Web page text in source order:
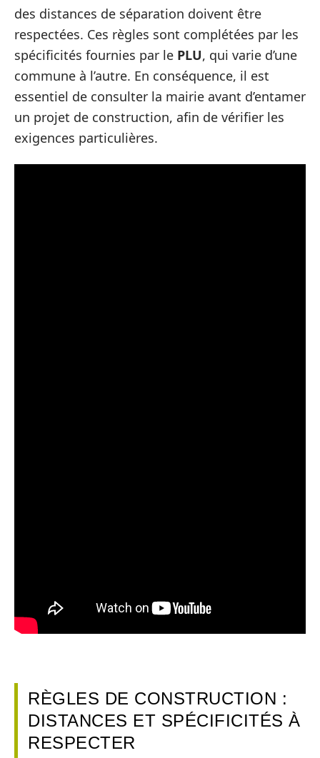
des distances de séparation doivent être
respectées. Ces règles sont complétées par les
spécificités fournies par le PLU, qui varie d’une
commune à l’autre. En conséquence, il est
essentiel de consulter la mairie avant d’entamer
un projet de construction, afin de vérifier les
exigences particulières.
RÈGLES DE CONSTRUCTION :
DISTANCES ET SPÉCIFICITÉS À
RESPECTER